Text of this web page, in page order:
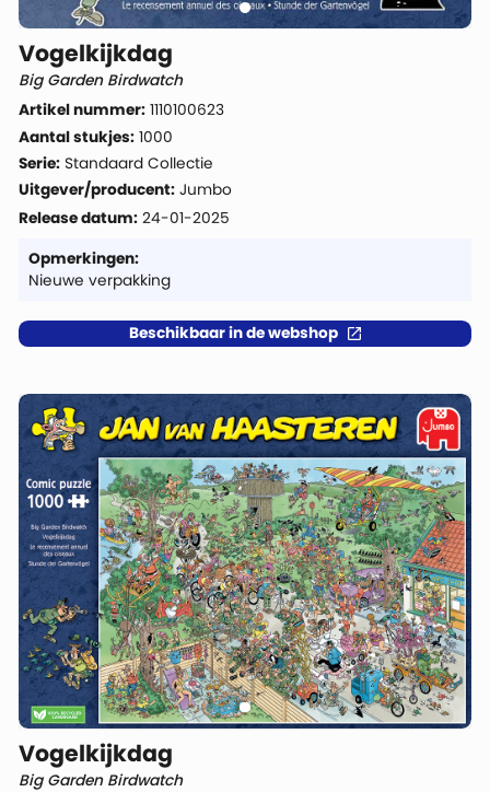
Vogelkijkdag
Big Garden Birdwatch
Artikel nummer: 1110100623
Aantal stukjes: 1000
Serie: Standaard Collectie
Uitgever/producent: Jumbo
Release datum: 24-01-2025
Opmerkingen:
Nieuwe verpakking
Beschikbaar in de webshop
Vogelkijkdag
Big Garden Birdwatch